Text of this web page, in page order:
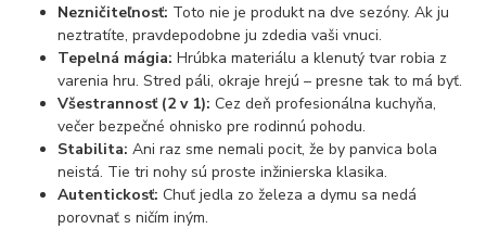
Nezničiteľnosť: Toto nie je produkt na dve sezóny. Ak ju
neztratíte, pravdepodobne ju zdedia vaši vnuci.
Tepelná mágia: Hrúbka materiálu a klenutý tvar robia z
varenia hru. Stred páli, okraje hrejú – presne tak to má byť.
Všestrannosť (2 v 1): Cez deň profesionálna kuchyňa,
večer bezpečné ohnisko pre rodinnú pohodu.
Stabilita: Ani raz sme nemali pocit, že by panvica bola
neistá. Tie tri nohy sú proste inžinierska klasika.
Autentickosť: Chuť jedla zo železa a dymu sa nedá
porovnať s ničím iným.